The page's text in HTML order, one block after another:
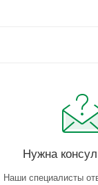
Нужна
Наши специалисты